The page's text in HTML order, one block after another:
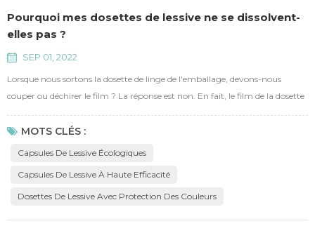
Pourquoi mes dosettes de lessive ne se dissolvent-
elles pas ?
SEP 01, 2022
Lorsque nous sortons la dosette de linge de l'emballage, devons-nous
couper ou déchirer le film ? La réponse est non. En fait, le film de la dosette
de lessive est un film soluble dans l'eau, qui se dissout lorsqu'il rencontre de
l'eau, par conséquent, il vous suffira de jeter la dosette de lessive dans la
machine à laver. Ok, notre problème est-il résolu ? De toute évidence, non.
MOTS CLÉS :
Capsules De Lessive Écologiques
Capsules De Lessive À Haute Efficacité
Dosettes De Lessive Avec Protection Des Couleurs